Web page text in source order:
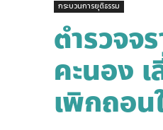
กระบวนการยุติธรรม
ตำรวจจ
คะนอง
เพิกถอน